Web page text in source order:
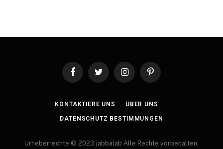
FacebookTwitter InstagramPinterest
KONTAKTIERE UNS ÜBER UNS
DATENSCHUTZ BESTIMMUNGEN
Urheberrechte © 2023 jabbalab Alle Rechte vorbehalten.